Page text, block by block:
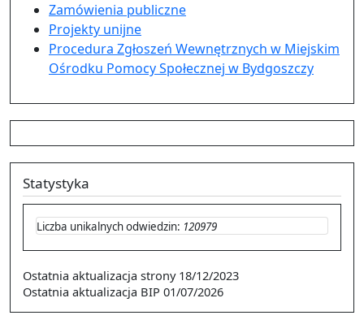
Zamówienia publiczne
Projekty unijne
Procedura Zgłoszeń Wewnętrznych w Miejskim
Ośrodku Pomocy Społecznej w Bydgoszczy
Statystyka
Liczba unikalnych odwiedzin: 120979
Ostatnia aktualizacja strony 18/12/2023
Ostatnia aktualizacja BIP 01/07/2026